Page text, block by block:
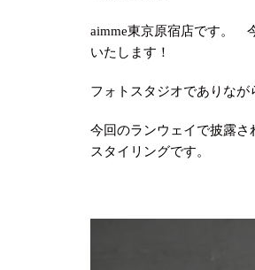
aimme東京原宿店です。
いたします！
フォトスタジオでありなが
今回のランウェイで披露
スタイリングです。